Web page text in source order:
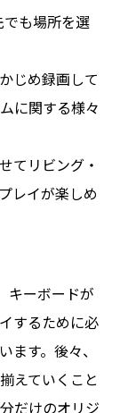
でも場所を選
じめ録画して
に関する様々
てリビング・
レイが楽しめ
キーボードが
するために必
ます。後々、
えていくこと
だけのオリジ